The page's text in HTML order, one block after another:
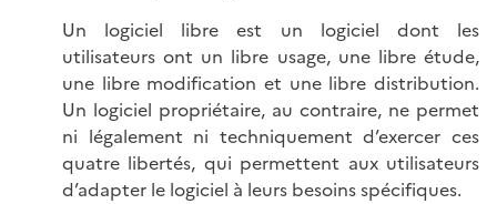
Un logiciel libre est un logiciel dont les
utilisateurs ont un libre usage, une libre étude,
une libre modification et une libre distribution.
Un logiciel propriétaire, au contraire, ne permet
ni légalement ni techniquement d’exercer ces
quatre libertés, qui permettent aux utilisateurs
d’adapter le logiciel à leurs besoins spécifiques.